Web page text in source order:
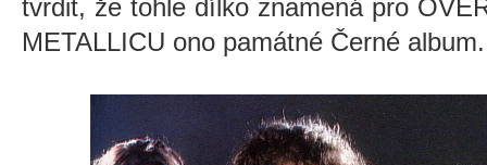
tvrdit, že tohle dílko znamená pro
METALLICU ono památné Černé album.